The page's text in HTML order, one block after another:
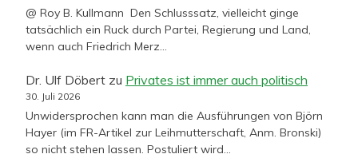
@ Roy B. Kullmann Den Schlusssatz, vielleicht ginge
tatsächlich ein Ruck durch Partei, Regierung und Land,
wenn auch Friedrich Merz…
Dr. Ulf Döbert zu Privates ist immer auch politisch
30. Juli 2026
Unwidersprochen kann man die Ausführungen von Björn
Hayer (im FR-Artikel zur Leihmutterschaft, Anm. Bronski)
so nicht stehen lassen. Postuliert wird…